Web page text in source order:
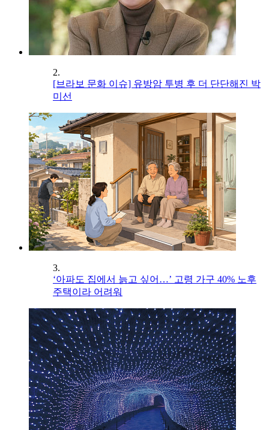
2.
[브라보 문화 이슈] 유방암 투병 후 더 단단해진 박
미선
3.
‘아파도 집에서 늙고 싶어…’ 고령 가구 40% 노후
주택이라 어려워